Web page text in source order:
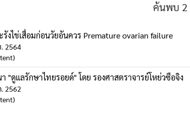
ค้นพบ 2
รังไข่เสื่อมก่อนวัยอันควร Premature ovarian failure
2564
า "ดูแลรักษาไทยรอยด์" โดย รองศาสตราจารย์โหย่วซือจิง
2562